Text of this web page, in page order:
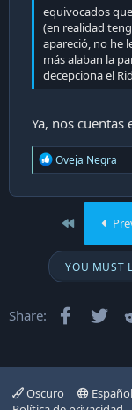
equivocados
(en realidad
apareció, no he
más alaban la
decepciona el
Ya, nos
R
e
c
n
:
Oveja Negra
First
YOU MUST
Share:
Oscuro